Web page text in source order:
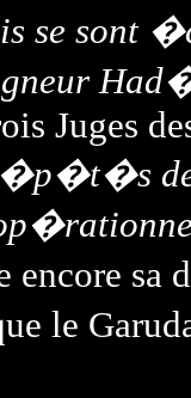
se sont
Juges
de
encore
le